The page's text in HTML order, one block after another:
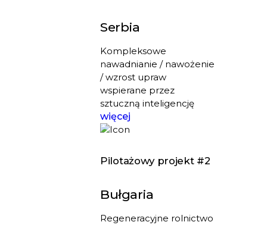
Serbia
Kompleksowe
nawadnianie / nawożenie
/ wzrost upraw
wspierane przez
sztuczną inteligencję
więcej
Pilotażowy projekt #2
Bułgaria
Regeneracyjne rolnictwo